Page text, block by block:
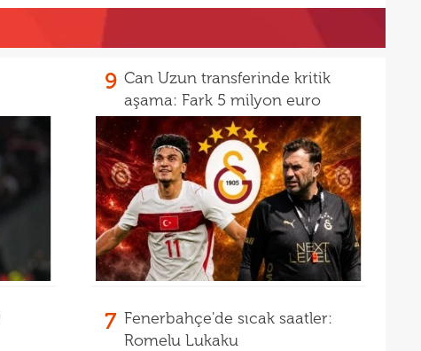
9 Can Uzun transferinde kritik
aşama: Fark 5 milyon euro
7 Fenerbahçe'de sıcak saatler:
Romelu Lukaku